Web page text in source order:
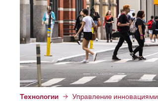
Технологии Управление инновациями